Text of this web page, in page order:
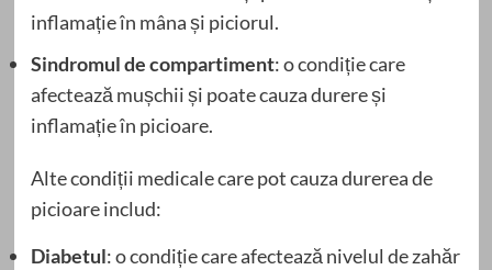
inflamație în mâna și piciorul.
Sindromul de compartiment: o condiție care
afectează mușchii și poate cauza durere și
inflamație în picioare.
Alte condiții medicale care pot cauza durerea de
picioare includ:
Diabetul: o condiție care afectează nivelul de zahăr